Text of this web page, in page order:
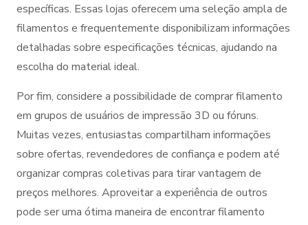
específicas. Essas lojas oferecem uma seleção ampla de
filamentos e frequentemente disponibilizam informações
detalhadas sobre especificações técnicas, ajudando na
escolha do material ideal.
Por fim, considere a possibilidade de comprar filamento
em grupos de usuários de impressão 3D ou fóruns.
Muitas vezes, entusiastas compartilham informações
sobre ofertas, revendedores de confiança e podem até
organizar compras coletivas para tirar vantagem de
preços melhores. Aproveitar a experiência de outros
pode ser uma ótima maneira de encontrar filamento